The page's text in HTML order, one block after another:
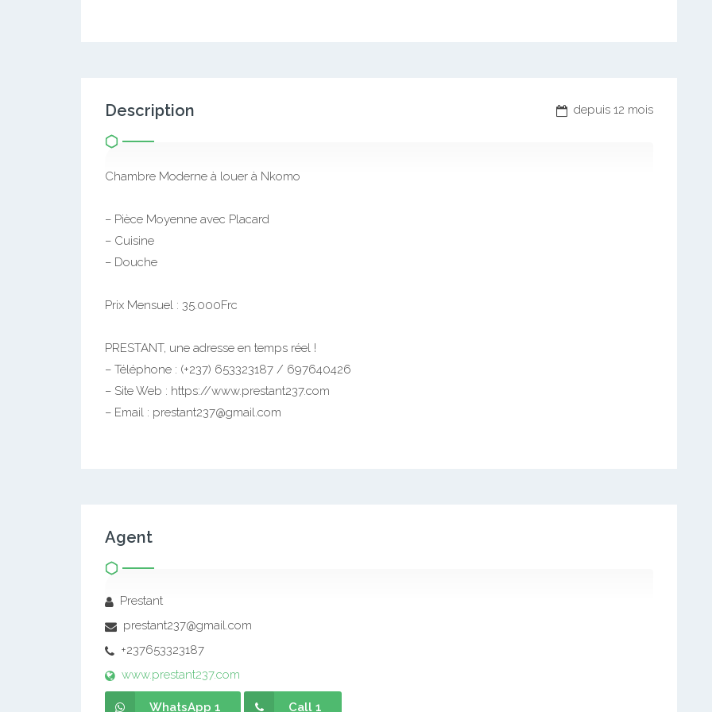
depuis 12 mois
Description
Chambre Moderne à louer à Nkomo
– Pièce Moyenne avec Placard
– Cuisine
– Douche
Prix Mensuel : 35.000Frc
PRESTANT, une adresse en temps réel !
– Téléphone : (+237) 653323187 / 697640426
– Site Web : https://www.prestant237.com
– Email : prestant237@gmail.com
Agent
Prestant
prestant237@gmail.com
+237653323187
www.prestant237.com
WhatsApp 1 Call 1